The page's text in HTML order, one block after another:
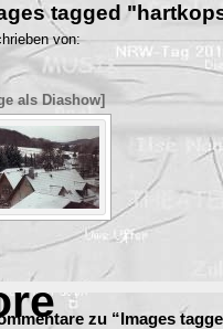
tagged
von:
als Diashow]
zu “Images